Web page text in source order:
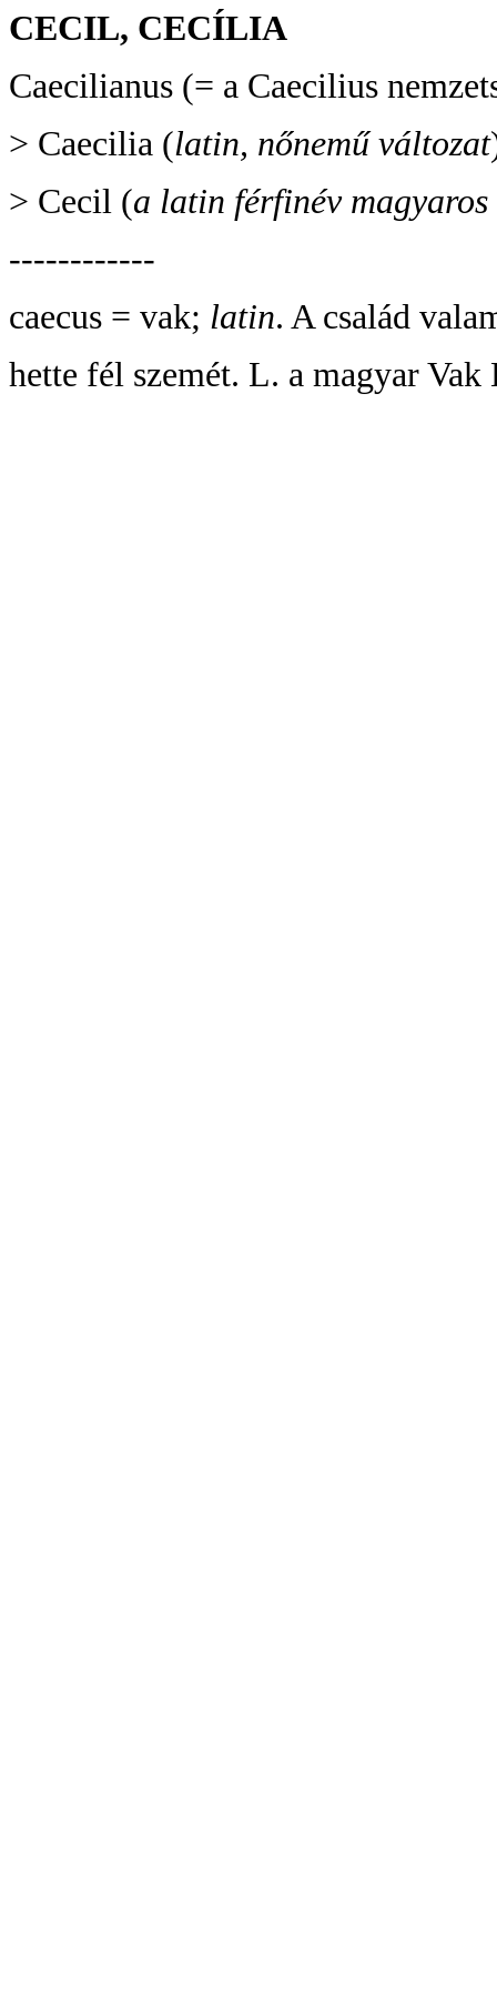
CECIL, CECÍLIA
Caecilianus (= a Caecilius
> Caecilia (latin, nőnemű változat
> Cecil (a latin férfinév
------------
caecus = vak; latin. A család
hette fél szemét. L. a magyar